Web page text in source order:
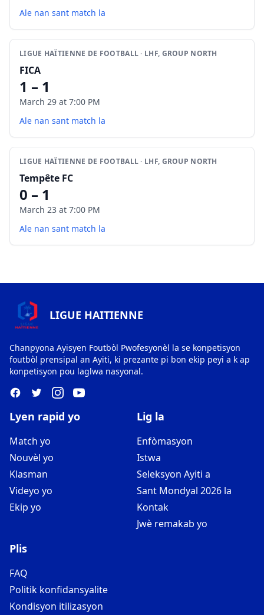
Ale nan sant match la
LIGUE HAÏTIENNE DE FOOTBALL · LHF, GROUP NORTH
FICA
1 – 1
March 29 at 7:00 PM
Ale nan sant match la
LIGUE HAÏTIENNE DE FOOTBALL · LHF, GROUP NORTH
Tempête FC
0 – 1
March 23 at 7:00 PM
Ale nan sant match la
LIGUE HAITIENNE
Chanpyona Ayisyen Foutbòl Pwofesyonèl la se konpetisyon
foutbòl prensipal an Ayiti, ki prezante pi bon ekip peyi a k ap
konpetisyon pou laglwa nasyonal.
Lyen rapid yo
Match yo
Nouvèl yo
Klasman
Videyo yo
Ekip yo
Lig la
Enfòmasyon
Istwa
Seleksyon Ayiti a
Sant Mondyal 2026 la
Kontak
Jwè remakab yo
Plis
FAQ
Politik konfidansyalite
Kondisyon itilizasyon